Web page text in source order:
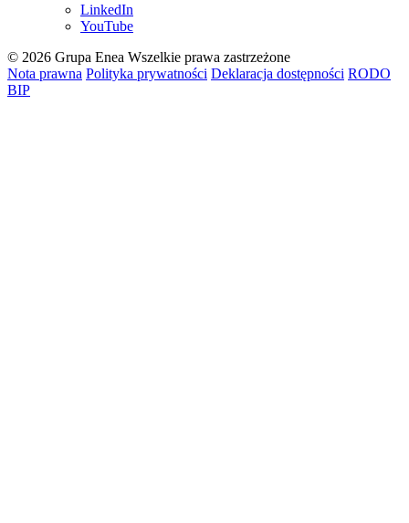
LinkedIn
YouTube
© 2026 Grupa Enea Wszelkie prawa zastrzeżone
Nota prawna Polityka prywatności Deklaracja dostępności RODO
BIP